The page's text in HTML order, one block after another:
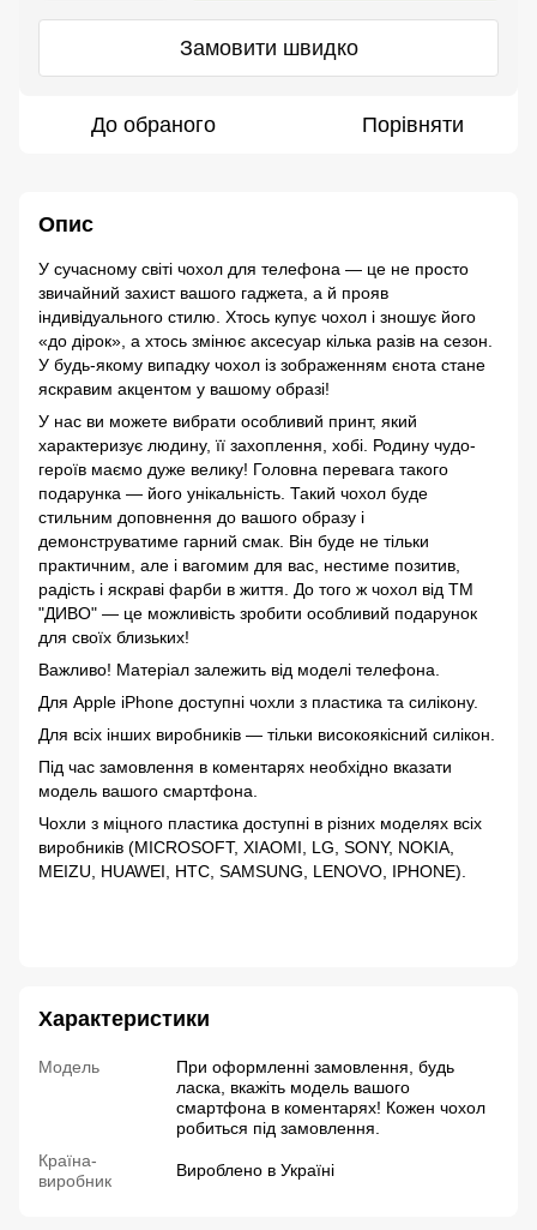
Замовити швидко
До обраного Порівняти
Опис
У сучасному світі чохол для телефона — це не просто
звичайний захист вашого гаджета, а й прояв
індивідуального стилю. Хтось купує чохол і зношує його
«до дірок», а хтось змінює аксесуар кілька разів на сезон.
У будь-якому випадку чохол із зображенням єнота стане
яскравим акцентом у вашому образі!
У нас ви можете вибрати особливий принт, який
характеризує людину, її захоплення, хобі. Родину чудо-
героїв маємо дуже велику! Головна перевага такого
подарунка — його унікальність. Такий чохол буде
стильним доповнення до вашого образу і
демонструватиме гарний смак. Він буде не тільки
практичним, але і вагомим для вас, нестиме позитив,
радість і яскраві фарби в життя. До того ж чохол від ТМ
"ДИВО" — це можливість зробити особливий подарунок
для своїх близьких!
Важливо! Матеріал залежить від моделі телефона.
Для Apple iPhone доступні чохли з пластика та силікону.
Для всіх інших виробників — тільки високоякісний силікон.
Під час замовлення в коментарях необхідно вказати
модель вашого смартфона.
Чохли з міцного пластика доступні в різних моделях всіх
виробників (MICROSOFT, XIAOMI, LG, SONY, NOKIA,
MEIZU, HUAWEI, HTC, SAMSUNG, LENOVO, IPHONE).
Характеристики
Модель
При оформленні замовлення, будь
ласка, вкажіть модель вашого
смартфона в коментарях! Кожен чохол
робиться під замовлення.
Країна-
виробник
Вироблено в Україні